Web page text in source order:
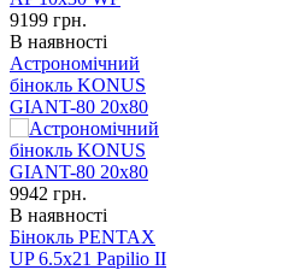
9199 грн.
В наявності
Астрономічний
бінокль KONUS
GIANT-80 20x80
9942 грн.
В наявності
Бінокль PENTAX
UP 6.5x21 Papilio II